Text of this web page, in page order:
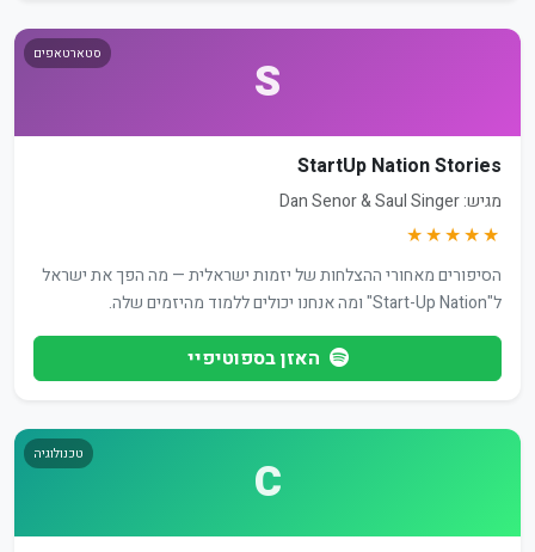
S סטארטאפים
StartUp Nation Stories
מגיש: Dan Senor & Saul Singer
★★★★★
הסיפורים מאחורי ההצלחות של יזמות ישראלית — מה הפך את ישראל
ל"Start-Up Nation" ומה אנחנו יכולים ללמוד מהיזמים שלה.
האזן בספוטיפיי
C טכנולוגיה